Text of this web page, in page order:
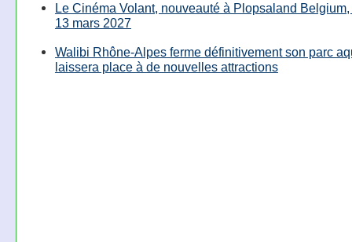
Le Cinéma Volant, nouveauté à Plopsaland
13 mars 2027
Walibi Rhône-Alpes ferme définitivement son parc
laissera place à de nouvelles attractions